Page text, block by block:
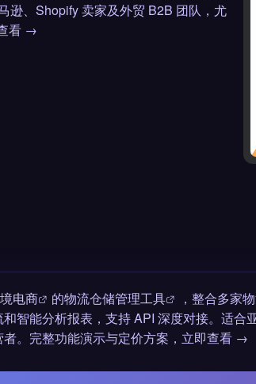
逊、Shopify 卖家及外贸 B2B 团队，尤
看 →
电商 的物流仓储管理工具
，整合多家
智能分析报表，支持 API 深度对接。适
。完整功能演示与定价方案，立即查看 →